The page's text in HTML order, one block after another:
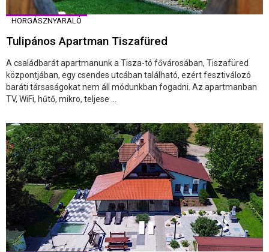
HORGÁSZNYARALÓ
Tulipános Apartman Tiszafüred
A családbarát apartmanunk a Tisza-tó fővárosában, Tiszafüred
központjában, egy csendes utcában található, ezért fesztiválozó
baráti társaságokat nem áll módunkban fogadni. Az apartmanban
TV, WiFi, hűtő, mikro, teljese ...